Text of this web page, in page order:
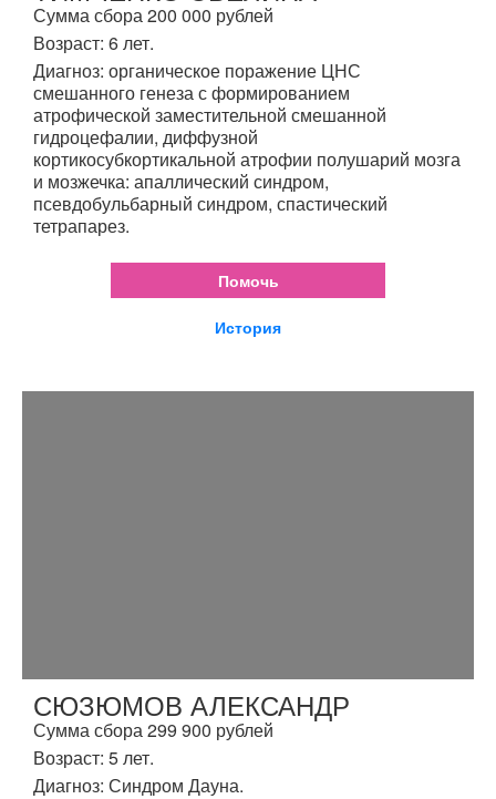
Сумма сбора 200 000 рублей
Возраст: 6 лет.
Диагноз: органическое поражение ЦНС
смешанного генеза с формированием
атрофической заместительной смешанной
гидроцефалии, диффузной
кортикосубкортикальной атрофии полушарий мозга
и мозжечка: апаллический синдром,
псевдобульбарный синдром, спастический
тетрапарез.
Помочь
История
СЮЗЮМОВ АЛЕКСАНДР
Сумма сбора 299 900 рублей
Возраст: 5 лет.
Диагноз: Синдром Дауна.